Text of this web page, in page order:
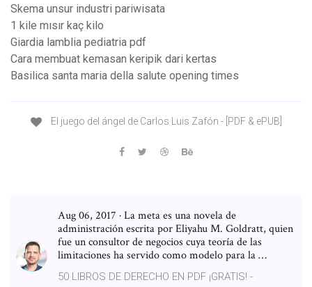
Skema unsur industri pariwisata
1 kile mısır kaç kilo
Giardia lamblia pediatria pdf
Cara membuat kemasan keripik dari kertas
Basilica santa maria della salute opening times
El juego del ángel de Carlos Luis Zafón - [PDF & ePUB]
Aug 06, 2017 · La meta es una novela de
administración escrita por Eliyahu M. Goldratt, quien
fue un consultor de negocios cuya teoría de las
limitaciones ha servido como modelo para la …
50 LIBROS DE DERECHO EN PDF ¡GRATIS! -